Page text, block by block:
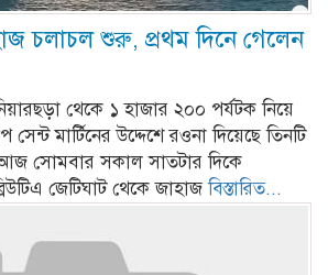
চলাচল শুরু, প্রথম দিনে গেলেন
থেকে ১ হাজার ২০০ পর্যটক নিয়ে
সেন্ট মার্টিনের উদ্দেশে রওনা দিয়েছে তিনটি
আজ সোমবার সকাল সাতটার দিকে
জেটিঘাট থেকে জাহাজবিস্তারিত...